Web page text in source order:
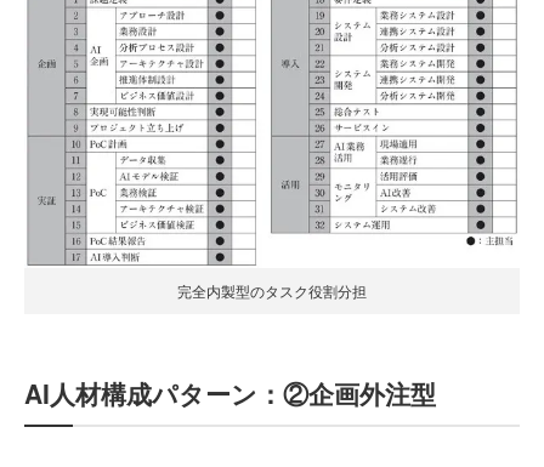
完全内製型のタスク役割分担
AI人材構成パターン：②企画外注型